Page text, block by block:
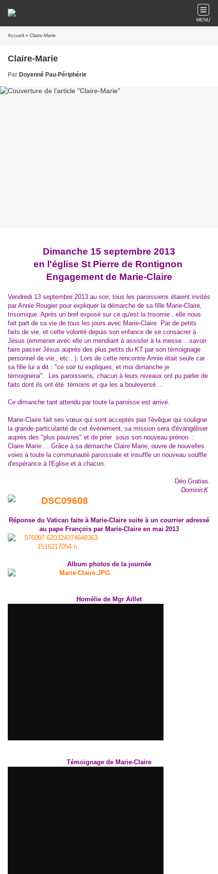
MENU
Accueil » Claire-Marie
Claire-Marie
Par Doyenné Pau-Périphérie
Dimanche 15 septembre 2013
en l'église St Pierre de Rontignon
Engagement de Marie-Claire
Vendredi 13 septembre 2013 au soir, tous les paroissiens étaient invités
par Annie Rougier pour expliquer la démarche de sa fille Marie-Claire,
trisomique. Après un bref exposé sur ce qu'est la trisomie , elle nous
fait part de sa vie de tous les jours avec Marie-Claire. Par de petits
faits de vie, et cette volonté depuis son enfance de se consacrer à
Jésus (emmener avec elle un mendiant à assister à la messe....savoir
faire passer Jésus auprès des plus petits du KT par son témoignage
personnel de vie., etc...). Lors de cette rencontre Annie était seule car
sa fille lui a dit : "ce soir tu expliques, et moi dimanche je
témoignerai". Les paroissiens, chacun à leurs niveaux ont pu parler de
faits dont ils ont été témoins et qui les a bouleversé....
Ce dimanche tant attendu par toute la paroisse est arrivé.
Marie-Claire fait ses vœux qui sont acceptés pas l'évêque qui souligne
la grande particularité de cet évènement, sa mission sera d'évangéliser
auprès des "plus pauvres" et de prier sous son nouveau prénon :
Claire Marie ... Grâce à sa démarche Claire Marie, ouvre de nouvelles
voies à toute la communauté paroissiale et insuffle un nouveau souffle
d'espérance à l'Eglise et à chacun.
Déo Gratias.
DominicK
Réponse du Vatican faite à Marie-Claire suite à un courrier adressé
au pape François par Marie-Claire en mai 2013
Album photos de la journée
Homélie de Mgr Aillet
Témoignage de Marie-Claire